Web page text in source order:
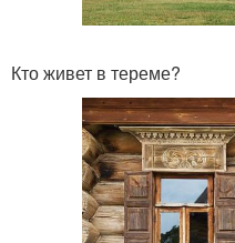
Кто живет в тереме?